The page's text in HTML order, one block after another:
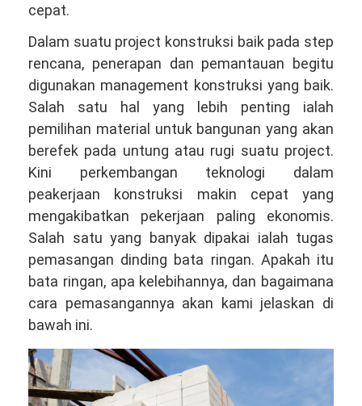
081381344044
cepat.
Dalam suatu project konstruksi baik pada step
rencana, penerapan dan pemantauan begitu
digunakan management konstruksi yang baik.
Salah satu hal yang lebih penting ialah
pemilihan material untuk bangunan yang akan
berefek pada untung atau rugi suatu project.
Kini perkembangan teknologi dalam
peakerjaan konstruksi makin cepat yang
mengakibatkan pekerjaan paling ekonomis.
Salah satu yang banyak dipakai ialah tugas
pemasangan dinding bata ringan. Apakah itu
bata ringan, apa kelebihannya, dan bagaimana
cara pemasangannya akan kami jelaskan di
bawah ini.